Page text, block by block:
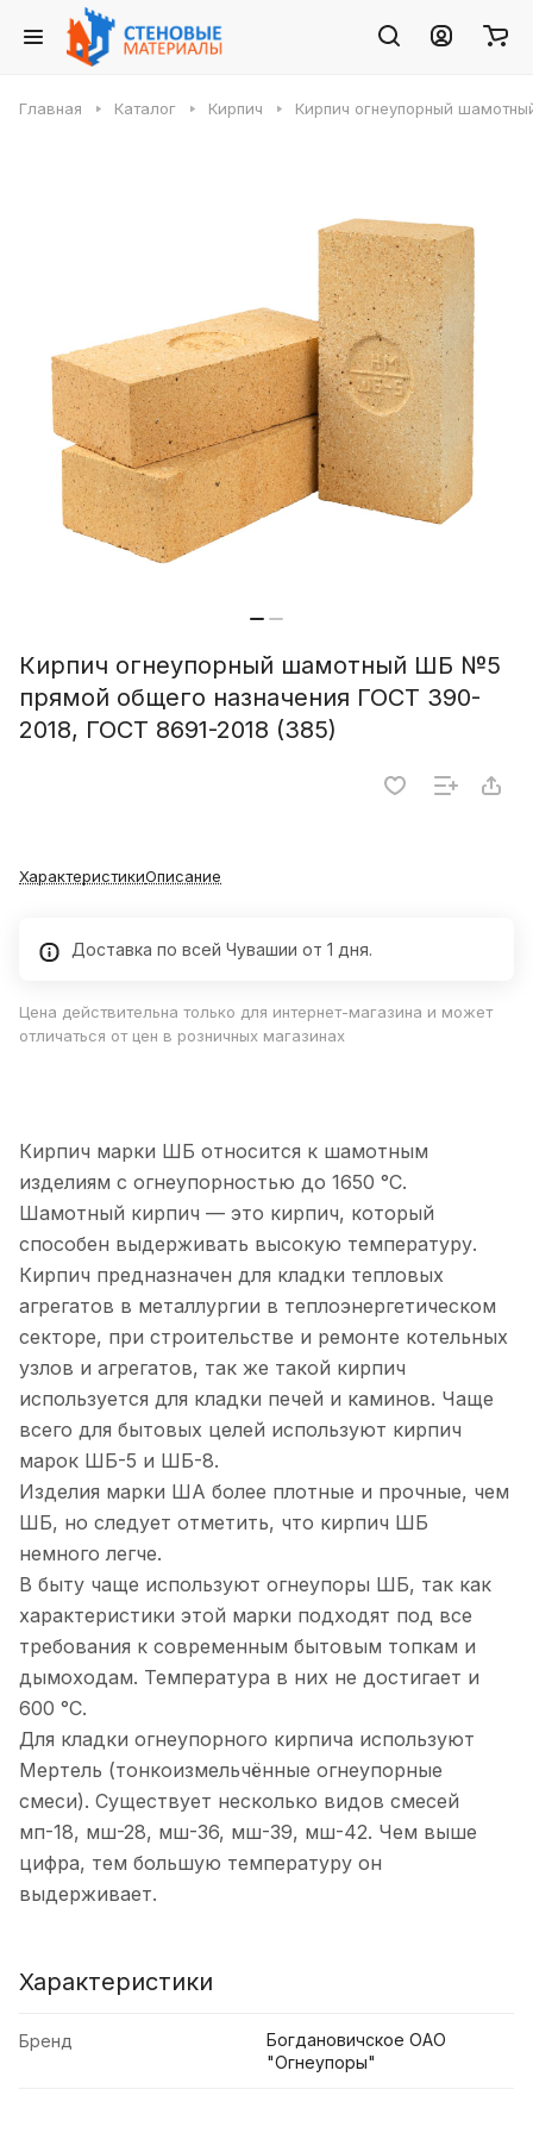
Главная Каталог Кирпич Кирпич огнеупорный
Кирпич огнеупорный шамотный ШБ №5
прямой общего назначения ГОСТ 390-
2018, ГОСТ 8691-2018 (385)
ХарактеристикиОписание
Доставка по всей Чувашии от 1 дня.
Цена действительна только для интернет-магазина и может
отличаться от цен в розничных магазинах
Кирпич марки ШБ относится к шамотным
изделиям с огнеупорностью до 1650 °С.
Шамотный кирпич — это кирпич, который
способен выдерживать высокую температуру.
Кирпич предназначен для кладки тепловых
агрегатов в металлургии в теплоэнергетическом
секторе, при строительстве и ремонте котельных
узлов и агрегатов, так же такой кирпич
используется для кладки печей и каминов. Чаще
всего для бытовых целей используют кирпич
марок ШБ-5 и ШБ-8.
Изделия марки ША более плотные и прочные, чем
ШБ, но следует отметить, что кирпич ШБ
немного легче.
В быту чаще используют огнеупоры ШБ, так как
характеристики этой марки подходят под все
требования к современным бытовым топкам и
дымоходам. Температура в них не достигает и
600 °С.
Для кладки огнеупорного кирпича используют
Мертель (тонкоизмельчённые огнеупорные
смеси). Существует несколько видов смесей
мп-18, мш-28, мш-36, мш-39, мш-42. Чем выше
цифра, тем большую температуру он
выдерживает.
Характеристики
Бренд
Богдановичское ОАО
"Огнеупоры"